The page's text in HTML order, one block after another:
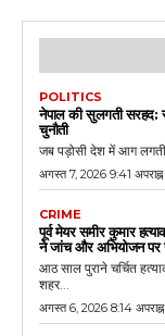
POLITICS
नेपाल की सुलगती सरहद:
चुनौती
जब पड़ोसी देश में आग लगती
अगस्त 7, 2026 9:41
CRIME
पूर्व मेयर समीर कुमार
ने जांच और अभियोजन पर
आठ साल पुराने चर्चित
शहर...
अगस्त 6, 2026 8:14